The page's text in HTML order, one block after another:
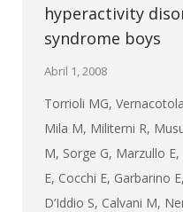
hyperactivity
syndrome boys
Abril 1, 2008
Torrioli MG,
Mila M, Militerni R,
M, Sorge G, Marzullo
E, Cocchi E, Garbarino
D’Iddio S, Calvani M,